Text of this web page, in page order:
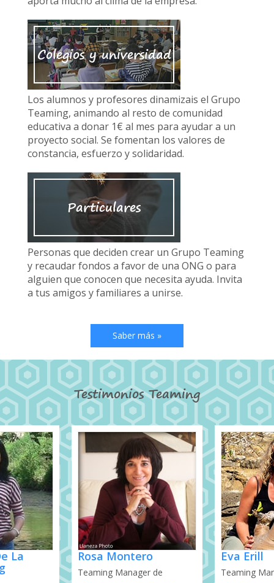
Colegios y universidad
Los alumnos y profesores dinamizais el Grupo
Teaming, animando al resto de comunidad
educativa a donar 1€ al mes para ayudar a un
proyecto social. Se fomentan los valores de
constancia, esfuerzo y solidaridad.
Particulares
Personas que deciden crear un Grupo Teaming
y recaudar fondos a favor de una ONG o para
alguien que conocen que necesita ayuda. Invita
a tus amigos y familiares a unirse.
Saber más »
Testimonios Teaming
La Rosa Montero
Teaming Manager de
Eva Erill
Teaming